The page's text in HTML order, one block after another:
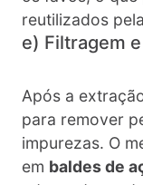
reutilizados
e) Filtragem
Após a
para remover
impurezas. O
em baldes de